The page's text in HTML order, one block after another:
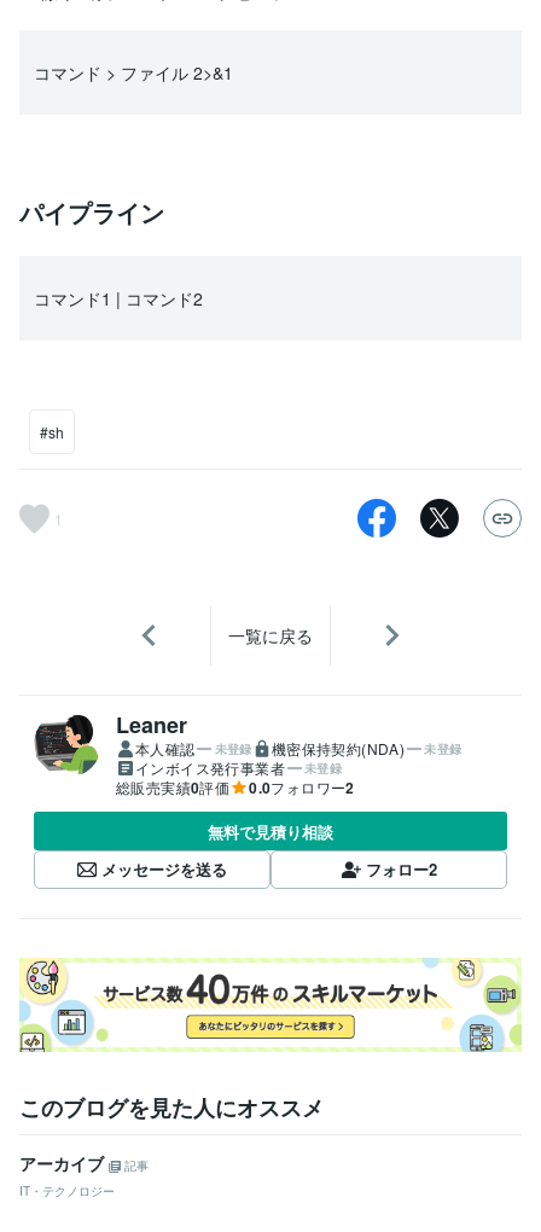
コマンド > ファイル 2>&1
パイプライン
コマンド1 | コマンド2
#sh
1
一覧に戻る
Leaner
本人確認 未登録 機密保持契約(NDA) 未登録
インボイス発行事業者 未登録
総販売実績0評価 0.0フォロワー2
無料で見積り相談
メッセージを送る
フォロー2
このブログを見た人にオススメ
アーカイブ
記事
IT・テクノロジー